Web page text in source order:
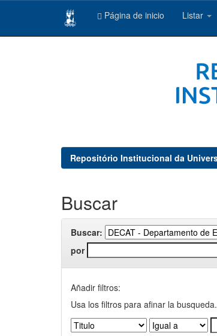
Página de inicio Listar
Repositório Institucional da
Buscar
Buscar:
por
Añadir filtros:
Usa los filtros para afinar la busqueda.